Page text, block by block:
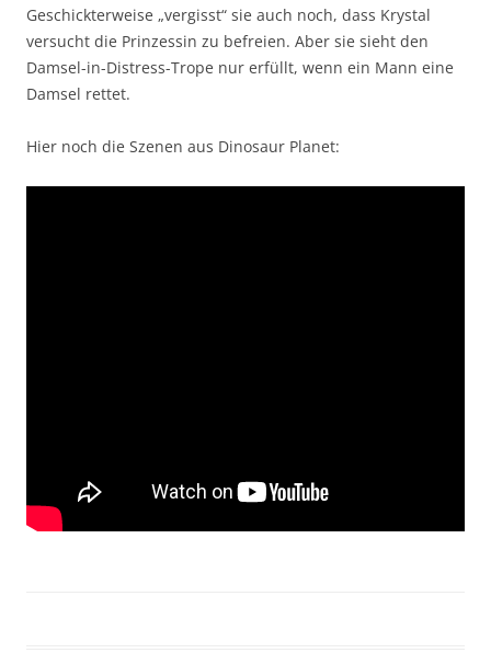
Geschickterweise „vergisst“ sie auch noch, dass Krystal
versucht die Prinzessin zu befreien. Aber sie sieht den
Damsel-in-Distress-Trope nur erfüllt, wenn ein Mann eine
Damsel rettet.
Hier noch die Szenen aus Dinosaur Planet: